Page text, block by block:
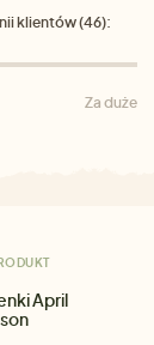
klientów (46):
Za duże
April